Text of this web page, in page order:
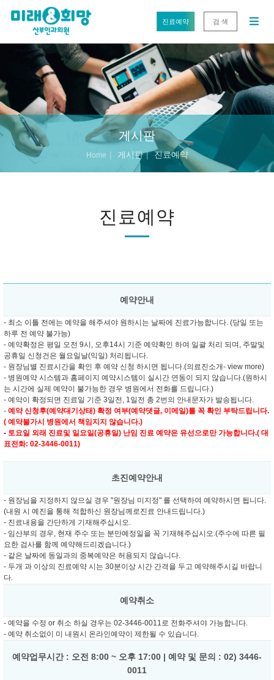
진료예약 검 색
게시판
Home 게시판 진료예약
진료예약
예약안내
- 최소 이틀 전에는 예약을 해주셔야 원하시는 날짜에 진료가능합니다. (당일 또는
하루 전 예약 불가능)
- 예약확정은 평일 오전 9시, 오후14시 기준 예약확인 하여 일괄 처리 되며, 주말및
공휴일 신청건은 월요일날(익일) 처리됩니다.
- 원장님별 진료시간을 확인 후 예약 신청 하시면 됩니다.(의료진소개- view more)
- 병원예약 시스템과 홈페이지 예약시스템이 실시간 연동이 되지 않습니다.(원하시
는 시간에 실제 예약이 불가능한 경우 병원에서 전화를 드립니다.)
- 예약이 확정되면 진료일 기준 3일전, 1일전 총 2번의 안내문자가 발송됩니다.
- 예약 신청후(예약대기상태) 확정 여부(예약댓글, 이메일)를 꼭 확인 부탁드립니다.
( 예약불가시 병원에서 책임지지 않습니다.)
- 토요일 외래 진료및 일요일(공휴일) 난임 진료 예약은 유선으로만 가능합니다.( 대
표전화: 02-3446-0011)
초진예약안내
- 원장님을 지정하지 않으실 경우 "원장님 미지정" 를 선택하여 예약하시면 됩니다.
(내원 시 예진을 통해 적합하신 원장님께로진료 안내드립니다.)
- 진료내용을 간단하게 기재해주십시오.
- 임산부의 경우, 현재 주수 또는 분만예정일을 꼭 기재해주십시오.(주수에 따른 필
요한 검사를 함께 예약해드리겠습니다.)
- 같은 날짜에 동일과의 중복예약은 허용되지 않습니다.
- 두개 과 이상의 진료예약 시는 30분이상 시간 간격을 두고 예약해주시길 바랍니
다.
예약취소
- 예약을 수정 or 취소 하실 경우는 02-3446-0011로 전화주셔야 가능합니다.
- 예약 취소없이 미 내원시 온라인예약이 제한될 수 있습니다.
예약업무시간 : 오전 8:00 ~ 오후 17:00 | 예약 및 문의 : 02) 3446-
0011